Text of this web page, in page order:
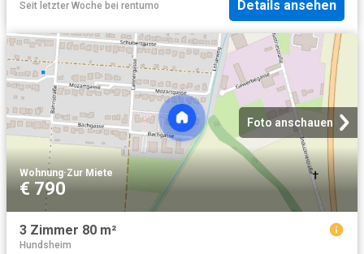
Seit letzter Woche bei rentumo Details ansehen
Foto anschauen
Wohnung·Zur Miete
€ 790
3 Zimmer 80 m²
Hundsheim